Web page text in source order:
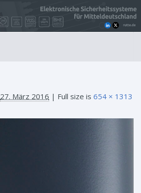
27. März 2016 | Full size is 654 × 1313